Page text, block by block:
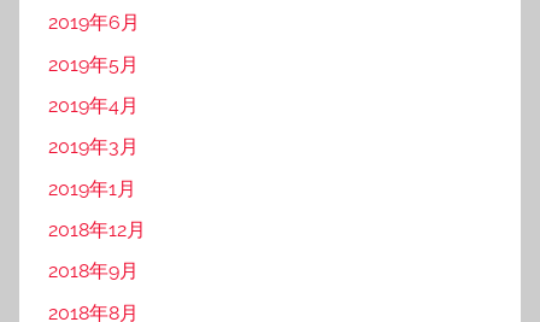
2019年6月
2019年5月
2019年4月
2019年3月
2019年1月
2018年12月
2018年9月
2018年8月